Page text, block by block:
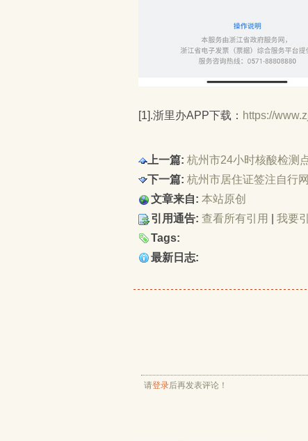
[1].浙里办APP下载： https://
上一篇: 杭州市24小时核酸检测
下一篇: 杭州市居住证签注自行
文章来自: 本站原创
引用通告: 查看所有引用
我要
Tags:
最新日志:
请登录后再发表评论！